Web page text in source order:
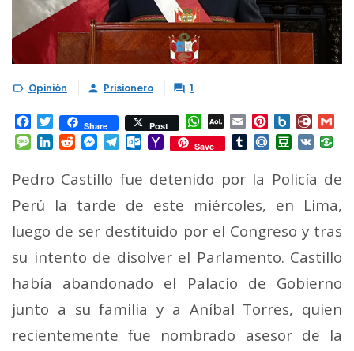
 Opinión  Prisionero  1
Facebook
TwitterShare Post WhatsApp
AOL
Mail
Email Pinterest
Box.net
Message
LinkedInRedditMessenger
TelegramOutlook.com
YahooSave TumblrMail.RuDouban
VK
Pedro Castillo fue detenido por la Policía de
Perú la tarde de este miércoles, en Lima,
luego de ser destituido por el Congreso y tras
su intento de disolver el Parlamento. Castillo
había abandonado el Palacio de Gobierno
junto a su familia y a Aníbal Torres, quien
recientemente fue nombrado asesor de la